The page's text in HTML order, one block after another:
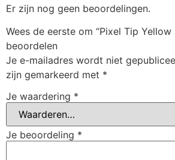
Er zijn nog geen beoordelingen.
Wees de eerste om “Pixel Tip
beoordelen
Je e-mailadres wordt niet
zijn gemarkeerd met *
Je waardering *
Je beoordeling *